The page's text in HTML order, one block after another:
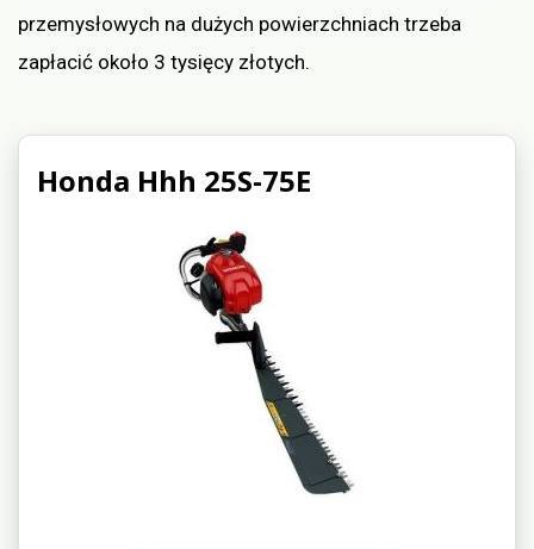
przemysłowych na dużych powierzchniach trzeba
zapłacić około 3 tysięcy złotych.
Honda Hhh 25S-75E